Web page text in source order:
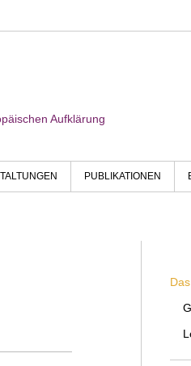
Aufklärung
PUBLIKATIONEN